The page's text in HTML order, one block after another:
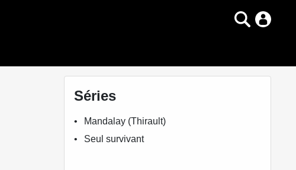
Séries
Mandalay (Thirault)
Seul survivant